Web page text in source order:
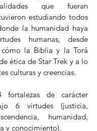
que fueran
estudiando todos
la humanidad haya
humanas, desde
cómo la Biblia y la Torá
ética de Star Trek y a lo
culturas y creencias.
fortalezas de carácter
6 virtudes (justicia,
humanidad,
y conocimiento).